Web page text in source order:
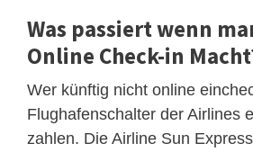
Was passiert wenn
Online Check-in
Wer künftig nicht online
Flughafenschalter der Airlines
zahlen. Die Airline Sun